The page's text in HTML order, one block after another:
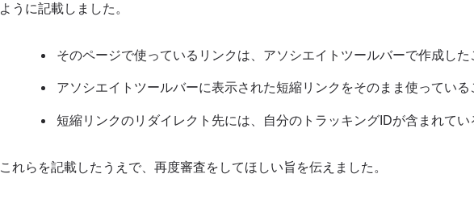
ように記載しました。
そのページで使っているリンクは、アソシエイトツールバーで作成した
アソシエイトツールバーに表示された短縮リンクをそのまま使っている
短縮リンクのリダイレクト先には、自分のトラッキングIDが含まれてい
これらを記載したうえで、再度審査をしてほしい旨を伝えました。